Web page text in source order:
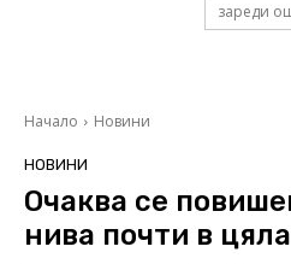
зареди